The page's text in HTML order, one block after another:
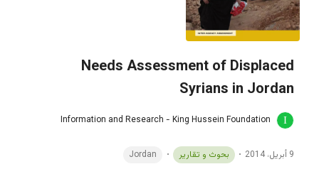
Needs Assessment of Displaced
Syrians in Jordan
Information and Research - King Hussein Foundation
9 أبريل، 2014 بحوث و تقارير Jordan